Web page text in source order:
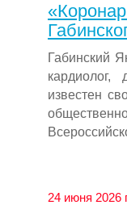
Габинский
известен
24 июня 2026